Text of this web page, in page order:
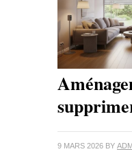
9 MARS 2026 BY